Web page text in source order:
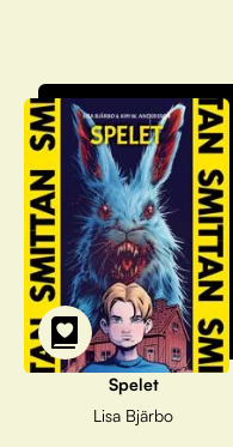
Spelet
Lisa Bjärbo